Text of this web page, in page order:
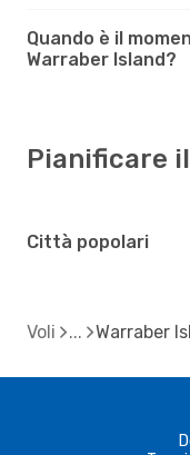
Quando è il
Warraber Island?
Pianificare
Città popolari
Voli Warraber